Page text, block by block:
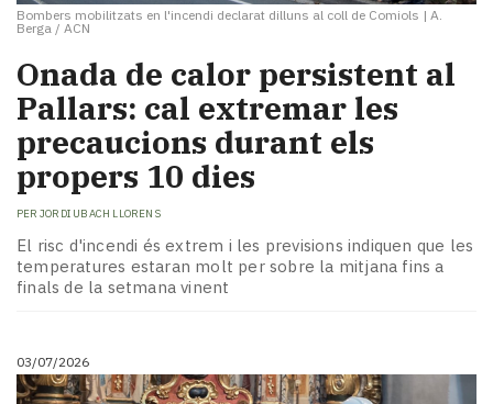
Bombers mobilitzats en l'incendi declarat dilluns al coll de Comiols | A.
Berga / ACN
Onada de calor persistent al
Pallars: cal extremar les
precaucions durant els
propers 10 dies
PER JORDI UBACH LLORENS
El risc d'incendi és extrem i les previsions indiquen que les
temperatures estaran molt per sobre la mitjana fins a
finals de la setmana vinent
03/07/2026